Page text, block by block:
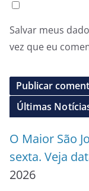
Salvar meus
vez que eu
Últimas
O Maior São
sexta. Veja
2026